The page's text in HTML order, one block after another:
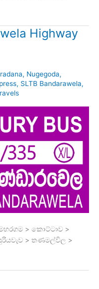
Highway
, Nugegoda,
, SLTB Bandarawela,
> කොට්ටාව >
> තණමල්විල >